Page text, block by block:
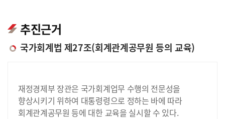
추진근거
국가회계법 제27조(회계관계공무원 등의 교육)
재정경제부 장관은 국가회계업무 수행의 전문성을
향상시키기 위하여 대통령령으로 정하는 바에 따라
회계관계공무원 등에 대한 교육을 실시할 수 있다.